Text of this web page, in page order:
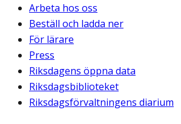
Arbeta hos oss
Beställ och ladda ner
För lärare
Press
Riksdagens öppna data
Riksdagsbiblioteket
Riksdagsförvaltningens diarium